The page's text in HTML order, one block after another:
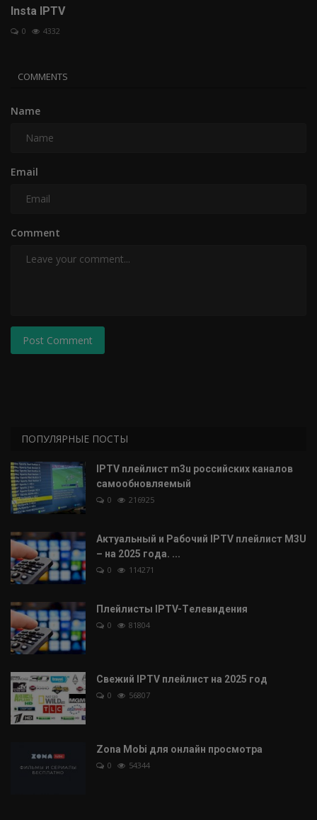
Insta IPTV
0 4332
COMMENTS
Name
Email
Comment
Post Comment
ПОПУЛЯРНЫЕ ПОСТЫ
IPTV плейлист m3u российских каналов
самообновляемый
0 216925
Актуальный и Рабочий IPTV плейлист M3U
– на 2025 года. ...
0 114271
Плейлисты IPTV-Tелевидения
0 81804
Свежий IPTV плейлист на 2025 год
0 56807
Zona Mobi для онлайн просмотра
0 54344